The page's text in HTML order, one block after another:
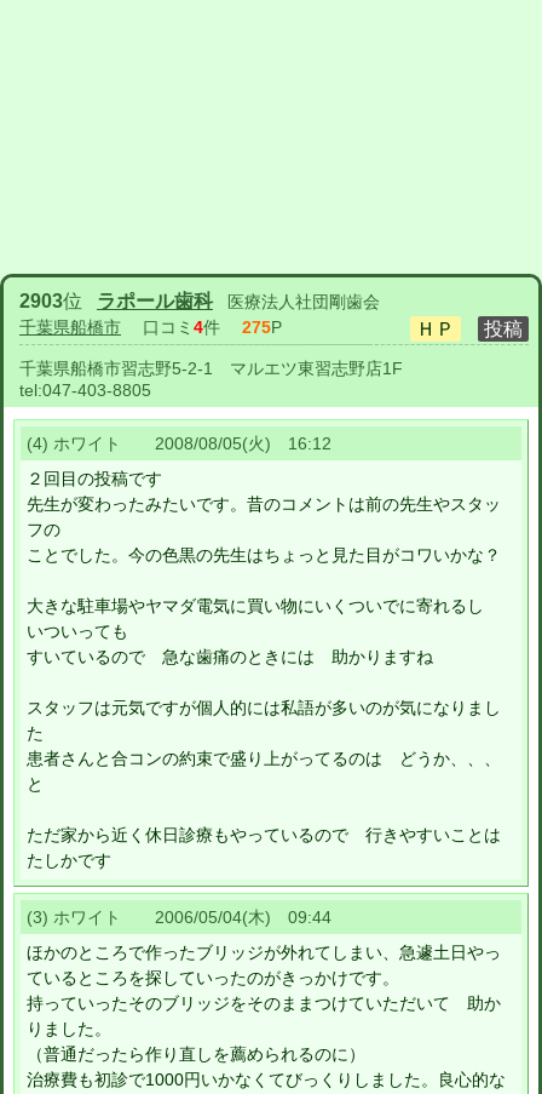
2903位 ラポール歯科
医療法人社団剛歯会
千葉県船橋市 口コミ 4件 275P
千葉県船橋市習志野5-2-1 マルエツ東習志野店1F
tel:047-403-8805
(4) ホワイト 2008/08/05(火) 16:12
２回目の投稿です
先生が変わったみたいです。昔のコメントは前の先生やスタッ
フの
ことでした。今の色黒の先生はちょっと見た目がコワいかな？
大きな駐車場やヤマダ電気に買い物にいくついでに寄れるし
いついっても
すいているので 急な歯痛のときには 助かりますね
スタッフは元気ですが個人的には私語が多いのが気になりまし
た
患者さんと合コンの約束で盛り上がってるのは どうか、、、
と
ただ家から近く休日診療もやっているので 行きやすいことは
たしかです
(3) ホワイト 2006/05/04(木) 09:44
ほかのところで作ったブリッジが外れてしまい、急遽土日やっ
ているところを探していったのがきっかけです。
持っていったそのブリッジをそのままつけていただいて 助か
りました。
（普通だったら作り直しを薦められるのに）
治療費も初診で1000円いかなくてびっくりしました。良心的な